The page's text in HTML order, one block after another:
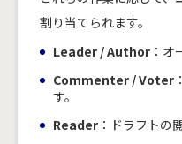
割り当てられます。
Leader / Author ：オ
Commenter / Voter
す。
Reader ：ドラフトの